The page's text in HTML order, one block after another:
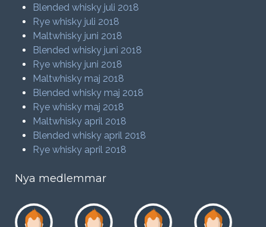
Blended whisky juli 2018
Rye whisky juli 2018
Maltwhisky juni 2018
Blended whisky juni 2018
Rye whisky juni 2018
Maltwhisky maj 2018
Blended whisky maj 2018
Rye whisky maj 2018
Maltwhisky april 2018
Blended whisky april 2018
Rye whisky april 2018
Nya medlemmar